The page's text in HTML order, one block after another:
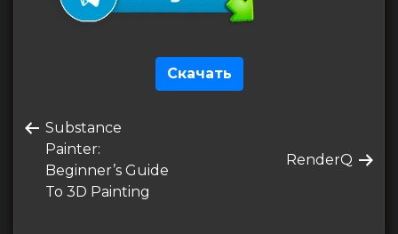
Скачать
по
записям
Предыдущая
запись
Substance
Painter:
Beginner’s Guide
To 3D Painting
Следующая
RenderQ